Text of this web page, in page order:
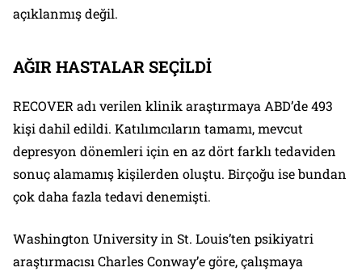
açıklanmış değil.
AĞIR HASTALAR SEÇİLDİ
RECOVER adı verilen klinik araştırmaya ABD’de 493
kişi dahil edildi. Katılımcıların tamamı, mevcut
depresyon dönemleri için en az dört farklı tedaviden
sonuç alamamış kişilerden oluştu. Birçoğu ise bundan
çok daha fazla tedavi denemişti.
Washington University in St. Louis’ten psikiyatri
araştırmacısı Charles Conway’e göre, çalışmaya